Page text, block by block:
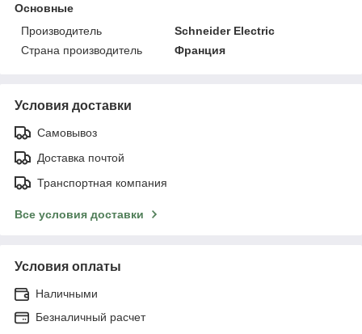
Основные
Производитель
Schneider Electric
Страна производитель
Франция
Условия доставки
Самовывоз
Доставка почтой
Транспортная компания
Все условия доставки
Условия оплаты
Наличными
Безналичный расчет